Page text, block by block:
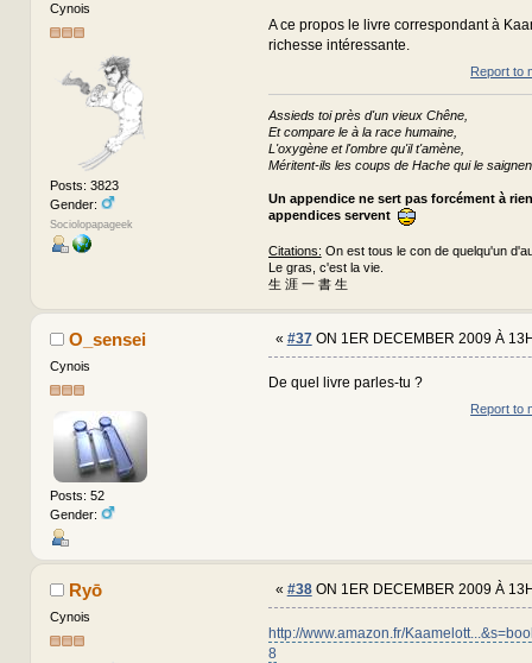
Cynois
Posts: 3823
Gender:
Sociolopapageek
A ce propos le livre correspondant à
richesse intéressante.
Report to
Assieds toi près d'un vieux Chêne,
Et compare le à la race humaine,
L'oxygène et l'ombre qu'il t'amène,
Méritent-ils les coups de Hache qui le
Un appendice ne sert pas forcément à
appendices servent
Citations: On est tous le con de quelqu'un
Le gras, c'est la vie.
生 涯 一 書 生
O_sensei
Cynois
Posts: 52
Gender:
« #37ON 1ER DECEMBER 2009 À
De quel livre parles-tu ?
Report to
Ryō
Cynois
« #38ON 1ER DECEMBER 2009 À
http://www.amazon.fr/
8